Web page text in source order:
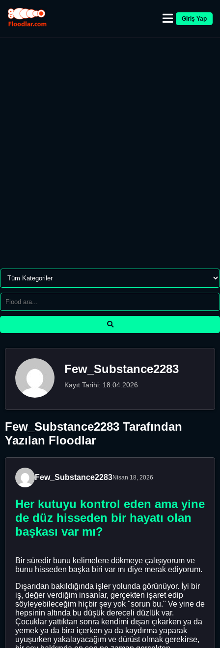
Giriş Yap
Few_Substance2283
Kayıt Tarihi: 18.04.2026
Few_Substance2283 Tarafından
Yazılan Floodlar
Few_Substance2283Nisan 18, 2026
Her kutuyu kontrol eden ama yine
de düz hisseden bir hayatı olan
başkası var mı?
Bir süredir bunu kelimelere dökmeye çalışıyorum ve
bunu hisseden başka biri var mı diye merak ediyorum.
Dışarıdan bakıldığında işler yolunda görünüyor. İyi bir
iş, değer verdiğim insanlar, gerçekten işaret edip
söyleyebileceğim hiçbir şey yok "sorun bu." Ve yine de
hepsinin altında bu düşük dereceli düzlük var.
Çocuklar yattıktan sonra kendimi dışarı çıkarken ya da
yemek ya da bira içerken ya da kaydırma yaparak
uyuşurken yakalayacağım ve dürüst olmak gerekirse,